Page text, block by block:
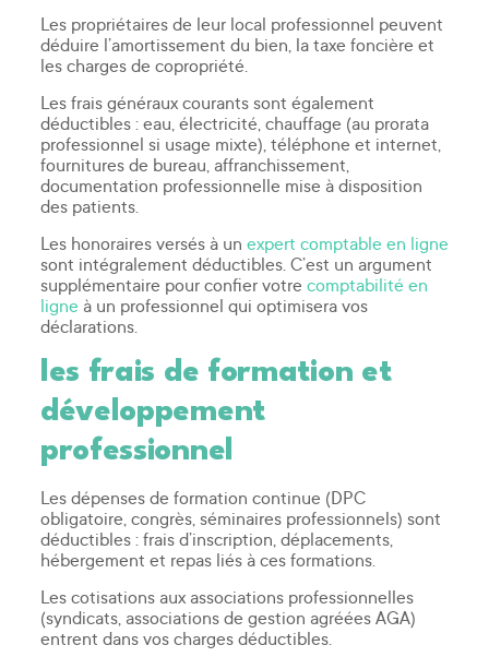
Les propriétaires de leur local professionnel peuvent
déduire l’amortissement du bien, la taxe foncière et
les charges de copropriété.
Les frais généraux courants sont également
déductibles : eau, électricité, chauffage (au prorata
professionnel si usage mixte), téléphone et internet,
fournitures de bureau, affranchissement,
documentation professionnelle mise à disposition
des patients.
Les honoraires versés à un expert comptable en ligne
sont intégralement déductibles. C’est un argument
supplémentaire pour confier votre comptabilité en
ligne à un professionnel qui optimisera vos
déclarations.
les frais de formation et
développement
professionnel
Les dépenses de formation continue (DPC
obligatoire, congrès, séminaires professionnels) sont
déductibles : frais d’inscription, déplacements,
hébergement et repas liés à ces formations.
Les cotisations aux associations professionnelles
(syndicats, associations de gestion agréées AGA)
entrent dans vos charges déductibles.